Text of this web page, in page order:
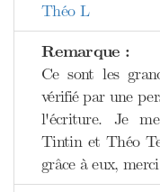
Théo L
Remarque :
Ce sont les
vérifié par une
l'écriture. Je
Tintin et Théo
grâce à eux,